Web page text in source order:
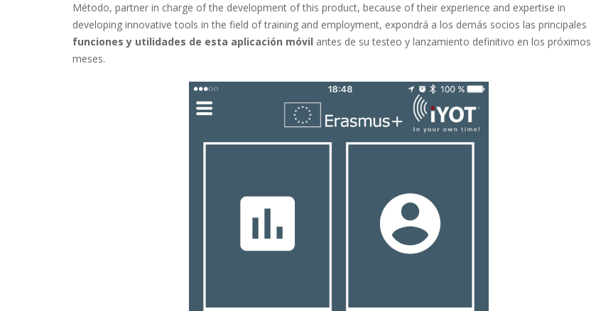
Método, partner in charge of the development of this product, because of their experience and expertise in
developing innovative tools in the field of training and employment, expondrá a los demás socios las principales
funciones y utilidades de esta aplicación móvil antes de su testeo y lanzamiento definitivo en los próximos
meses.